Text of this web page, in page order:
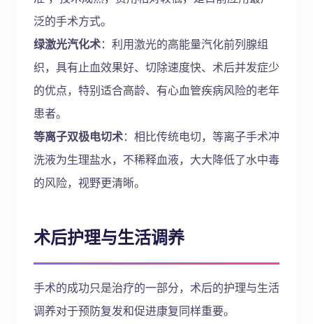
泛的手术方式。
绿激光汽化术：利用激光的高能量汽化前列腺组
织，具有止血效果好、切除速度快、术后并发症少
的优点，特别适合高龄、有心血管疾病风险的老年
患者。
等离子双极电切术：相比传统电切，等离子手术冲
洗液为生理盐水，不稀释血液，大大降低了水中毒
的风险，视野更清晰。
术后护理与生活调养
手术的成功只是治疗的一部分，术后的护理与生活
调养对于预防复发和促进康复同样重要。